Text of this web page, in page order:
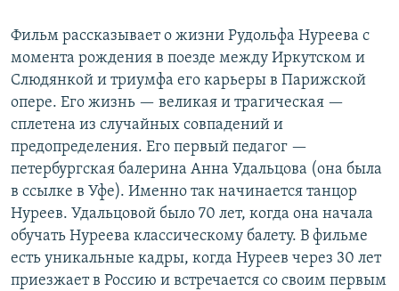
Фильм рассказывает о жизни Рудольфа Нуреева с
момента рождения в поезде между Иркутском и
Слюдянкой и триумфа его карьеры в Парижской
опере. Его жизнь — великая и трагическая —
сплетена из случайных совпадений и
предопределения. Его первый педагог —
петербургская балерина Анна Удальцова (она была
в ссылке в Уфе). Именно так начинается танцор
Нуреев. Удальцовой было 70 лет, когда она начала
обучать Нуреева классическому балету. В фильме
есть уникальные кадры, когда Нуреев через 30 лет
приезжает в Россию и встречается со своим первым